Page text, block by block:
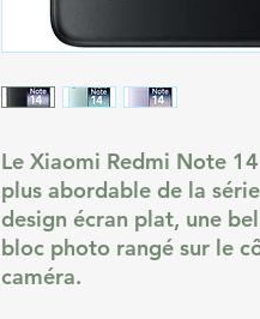
Le Xiaomi Redmi Note
plus abordable de la
design écran plat, une
bloc photo rangé sur le
caméra.